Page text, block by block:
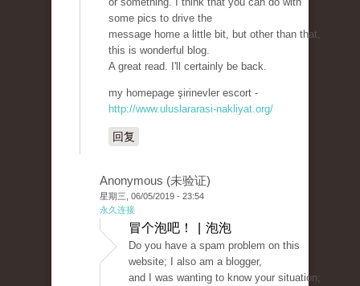
some pics to drive the
message home a little bit, but other than that,
this is wonderful blog.
A great read. I'll certainly be back.
my homepage şirinevler escort -
http://www.uluslararasi-nakliyat.org/
回复
Anonymous (未验证)
星期三, 06/05/2019 - 23:54
永久连接
冒个泡吧！ | 泡泡
Do you have a spam problem on this
website; I also am a blogger,
and I was wanting to know your situation;